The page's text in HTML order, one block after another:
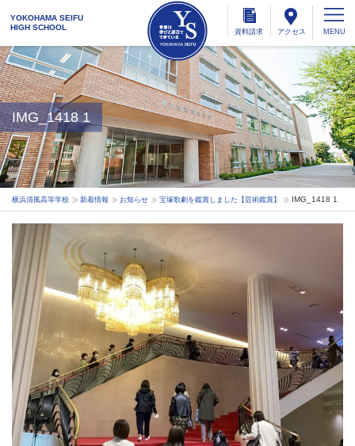
YOKOHAMA SEIFU
HIGH SCHOOL
資料請求 アクセス
IMG_1418 1
横浜清風高等学校 新着情報 お知らせ 宝塚歌劇を鑑賞しました【芸術鑑賞】 IMG_1418 1